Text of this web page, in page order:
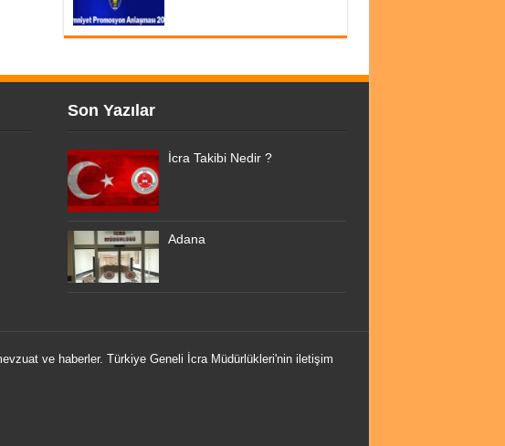
Son Yazılar
İcra Takibi Nedir ?
Adana
ve haberler. Türkiye Geneli İcra Müdürlükleri'nin iletişim